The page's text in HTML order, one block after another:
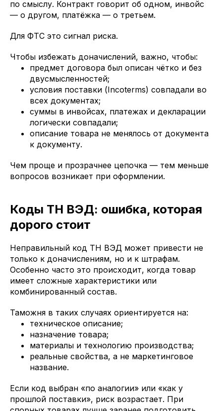
по смыслу. Контракт говорит об одном, инвойс
— о другом, платёжка — о третьем.
Для ФТС это сигнал риска.
Чтобы избежать доначислений, важно, чтобы:
предмет договора был описан чётко и без
двусмысленностей;
условия поставки (Incoterms) совпадали во
всех документах;
суммы в инвойсах, платежах и декларации
логически совпадали;
описание товара не менялось от документа
к документу.
Чем проще и прозрачнее цепочка — тем меньше
вопросов возникает при оформлении.
Коды ТН ВЭД: ошибка, которая
дорого стоит
Неправильный код ТН ВЭД может привести не
только к доначислениям, но и к штрафам.
Особенно часто это происходит, когда товар
имеет сложные характеристики или
комбинированный состав.
Таможня в таких случаях ориентируется на:
техническое описание;
назначение товара;
материалы и технологию производства;
реальные свойства, а не маркетинговое
название.
Если код выбран «по аналогии» или «как у
прошлой поставки», риск возрастает. При